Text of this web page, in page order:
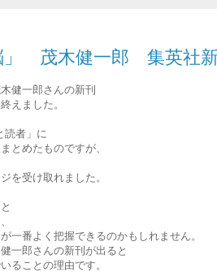
」 茂木健一郎 集英社
健一郎さんの新刊
えました。
読者」に
とめたものですが、
を受け取れました。
一番よく把握できるのかもしれません。
一郎さんの新刊が出ると
ることの理由です。